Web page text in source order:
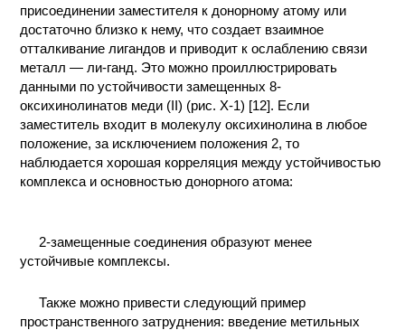
присоединении заместителя к донорному атому или
достаточно близко к нему, что создает взаимное
отталкивание лигандов и приводит к ослаблению связи
металл — ли-ганд. Это можно проиллюстрировать
данными по устойчивости замещенных 8-
оксихинолинатов меди (II) (рис. Х-1) [12]. Если
заместитель входит в молекулу оксихинолина в любое
положение, за исключением положения 2, то
наблюдается хорошая корреляция между устойчивостью
комплекса и основностью донорного атома:
2-замещенные соединения образуют менее
устойчивые комплексы.
Также можно привести следующий пример
пространственного затруднения: введение метильных